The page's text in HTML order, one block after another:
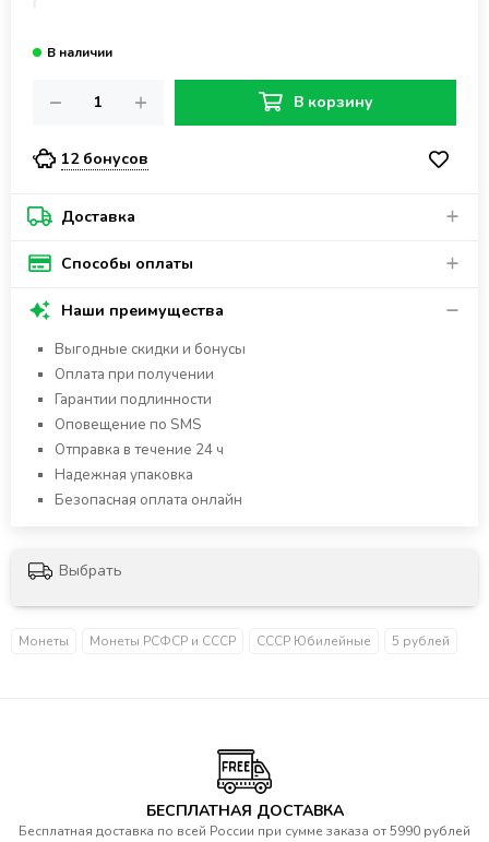
В корзину
12 бонусов
Доставка
Способы оплаты
Наши преимущества
Выгодные скидки и бонусы
Оплата при получении
Гарантии подлинности
Оповещение по SMS
Отправка в течение 24 ч
Надежная упаковка
Безопасная оплата онлайн
Выбрать
Монеты Монеты РСФСР и СССР СССР Юбилейные 5 рублей
БЕСПЛАТНАЯ ДОСТАВКА
Бесплатная доставка по всей России при сумме заказа от 5990 рублей